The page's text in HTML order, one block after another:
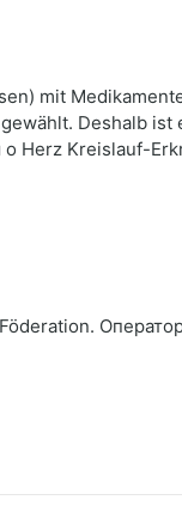
mit
Deshalb
Herz Kreislauf-